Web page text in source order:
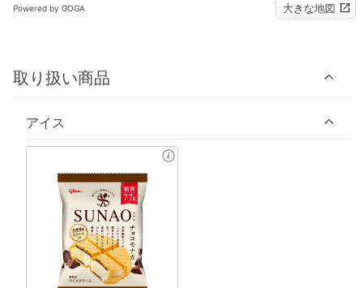
Powered by GOGA 大きな地図
取り扱い商品
アイス